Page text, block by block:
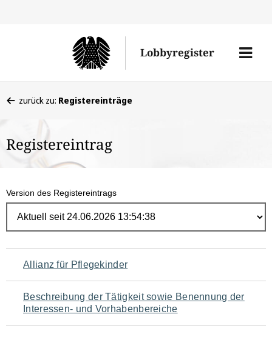
Lobbyregister
Menü
befinden
hier:
zurück zu: Registereinträge
Registereintrag
Version des Registereintrags
Navigation
für
den
Allianz für Pflegekinder
Beschreibung der Tätigkeit sowie Benennung der
Interessen- und Vorhabenbereiche